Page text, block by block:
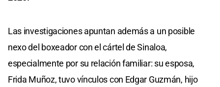
Las investigaciones apuntan además a un posible
nexo del boxeador con el cártel de Sinaloa,
especialmente por su relación familiar: su esposa,
Frida Muñoz, tuvo vínculos con Edgar Guzmán, hijo